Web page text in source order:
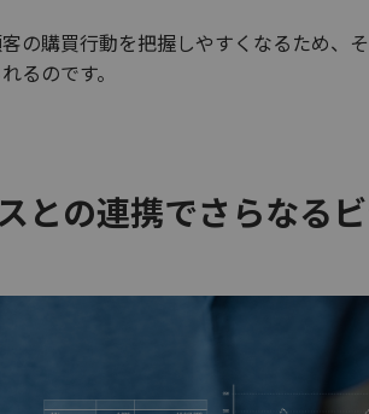
の購買行動を把握しやすくなるため、
るのです。
との連携でさらなる